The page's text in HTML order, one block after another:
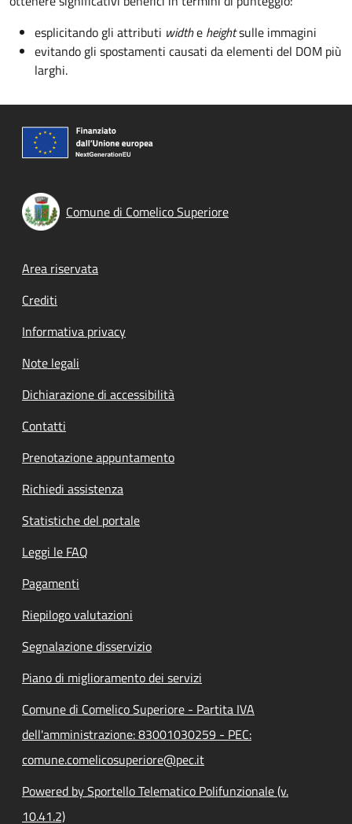
esplicitando gli attributi widthe heightsulle immagini
evitando gli spostamenti causati da elementi del DOM più
larghi.
Comune di Comelico Superiore
Footer menu
Area riservata
Crediti
Informativa privacy
Note legali
Dichiarazione di accessibilità
Contatti
Prenotazione appuntamento
Richiedi assistenza
Statistiche del portale
Leggi le FAQ
Pagamenti
Riepilogo valutazioni
Segnalazione disservizio
Piano di miglioramento dei servizi
Comune di Comelico Superiore - Partita IVA
dell'amministrazione: 83001030259 - PEC:
comune.comelicosuperiore@pec.it
Powered by Sportello Telematico Polifunzionale (v.
10.41.2)